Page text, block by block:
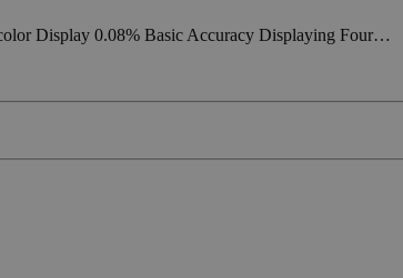
Display 0.08% Basic Accuracy Displaying Four…